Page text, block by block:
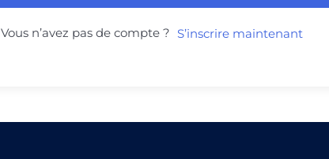
Vous n’avez pas de compte ? S’inscrire maintenant